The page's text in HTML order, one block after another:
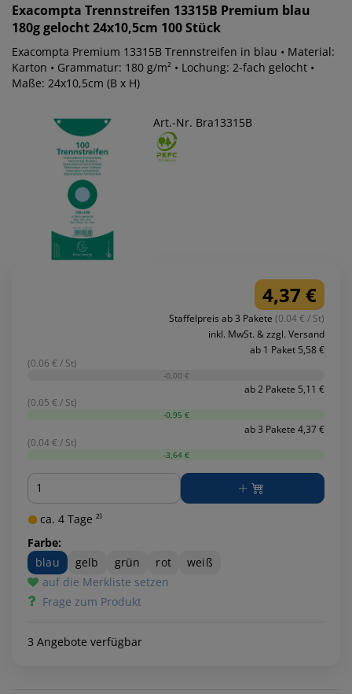
Exacompta Trennstreifen 13315B Premium blau
180g gelocht 24x10,5cm 100 Stück
Exacompta Premium 13315B Trennstreifen in blau • Material:
Karton • Grammatur: 180 g/m² • Lochung: 2-fach gelocht •
Maße: 24x10,5cm (B x H)
Art.-Nr. Bra13315B
4,37 €
Staffelpreis ab 3 Pakete (0.04 € / St)
inkl. MwSt. & zzgl. Versand
ab 1 Paket 5,58 €
(0.06 € / St)
-0,00 €
ab 2 Pakete 5,11 €
(0.05 € / St)
-0,95 €
ab 3 Pakete 4,37 €
(0.04 € / St)
-3,64 €
Menge
ca. 4 Tage ²⁾
Farbe:
blau
gelb grün rot
weiß
auf die Merkliste setzen
Frage zum Produkt
3 Angebote verfügbar